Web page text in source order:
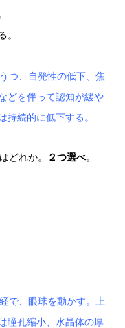
。
、自発性の低下、焦
どを伴って認知が緩や
持続的に低下する。
どれか。 ２つ選べ。
、眼球を動かす。上
瞳孔縮小、水晶体の厚